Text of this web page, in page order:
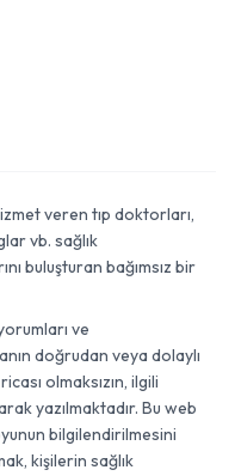
veren tıp doktorları,
vb. sağlık
buluşturan bağımsız bir
ve
doğrudan veya dolaylı
olmaksızın, ilgili
yazılmaktadır. Bu web
bilgilendirilmesini
kişilerin sağlık